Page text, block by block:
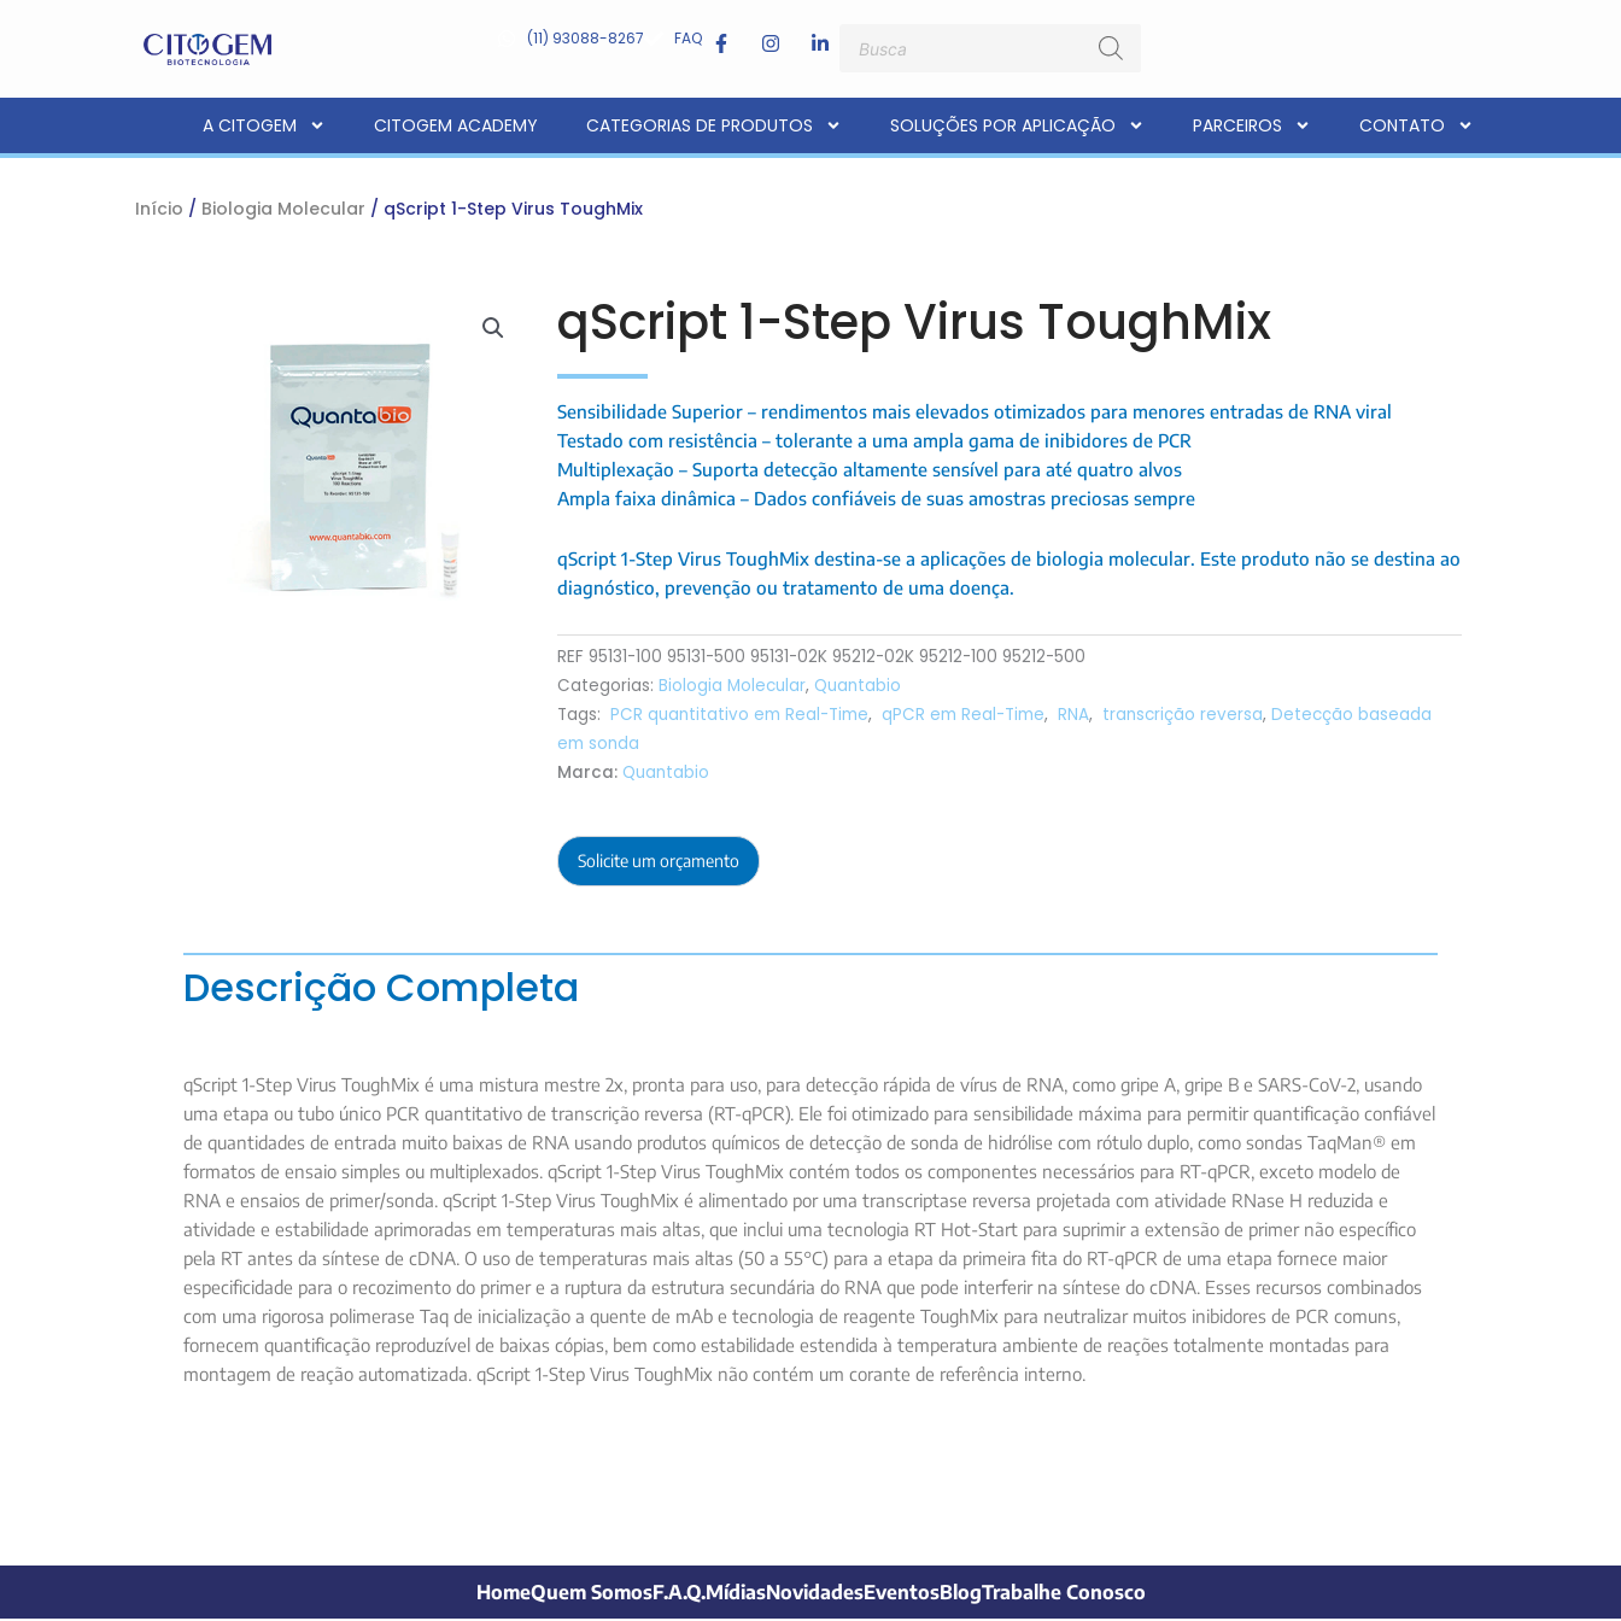
conteúdo
(11) 93088-8267 FAQ
F
a
o
o
I
n
g
r
L
i
d
i
produtos
A CITOGEM CITOGEM ACADEMY CATEGORIAS DE PRODUTOS SOLUÇÕES POR APLICAÇÃO PARCEIROS CONTATO
Início / Biologia Molecular / qScript 1-Step Virus ToughMix
qScript 1-Step Virus ToughMix
Sensibilidade Superior – rendimentos mais elevados otimizados para menores entradas de RNA viral
Testado com resistência – tolerante a uma ampla gama de inibidores de PCR
Multiplexação – Suporta detecção altamente sensível para até quatro alvos
Ampla faixa dinâmica – Dados confiáveis de suas amostras preciosas sempre
qScript 1-Step Virus ToughMix destina-se a aplicações de biologia molecular. Este produto não se destina ao
diagnóstico, prevenção ou tratamento de uma doença.
REF 95131-100 95131-500 95131-02K 95212-02K 95212-100 95212-500
Categorias: Biologia Molecular, Quantabio
Tags: PCR quantitativo em Real-Time, qPCR em Real-Time, RNA, transcrição reversa, Detecção baseada
em sonda
Marca: Quantabio
Solicite um orçamento
Descrição Completa
qScript 1-Step Virus ToughMix é uma mistura mestre 2x, pronta para uso, para detecção rápida de vírus de RNA, como gripe A, gripe B e SARS-CoV-2, usando
uma etapa ou tubo único PCR quantitativo de transcrição reversa (RT-qPCR). Ele foi otimizado para sensibilidade máxima para permitir quantificação confiável
de quantidades de entrada muito baixas de RNA usando produtos químicos de detecção de sonda de hidrólise com rótulo duplo, como sondas TaqMan® em
formatos de ensaio simples ou multiplexados. qScript 1-Step Virus ToughMix contém todos os componentes necessários para RT-qPCR, exceto modelo de
RNA e ensaios de primer/sonda. qScript 1-Step Virus ToughMix é alimentado por uma transcriptase reversa projetada com atividade RNase H reduzida e
atividade e estabilidade aprimoradas em temperaturas mais altas, que inclui uma tecnologia RT Hot-Start para suprimir a extensão de primer não específico
pela RT antes da síntese de cDNA. O uso de temperaturas mais altas (50 a 55°C) para a etapa da primeira fita do RT-qPCR de uma etapa fornece maior
especificidade para o recozimento do primer e a ruptura da estrutura secundária do RNA que pode interferir na síntese do cDNA. Esses recursos combinados
com uma rigorosa polimerase Taq de inicialização a quente de mAb e tecnologia de reagente ToughMix para neutralizar muitos inibidores de PCR comuns,
fornecem quantificação reproduzível de baixas cópias, bem como estabilidade estendida à temperatura ambiente de reações totalmente montadas para
montagem de reação automatizada. qScript 1-Step Virus ToughMix não contém um corante de referência interno.
HomeQuem SomosF.A.Q.MídiasNovidadesEventosBlogTrabalhe Conosco